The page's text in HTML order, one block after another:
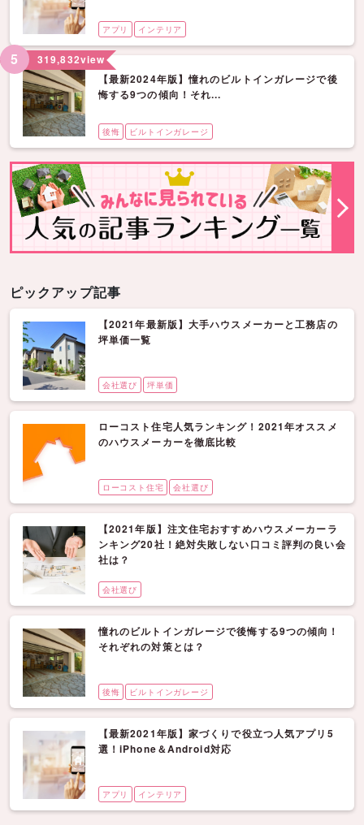
アプリ インテリア
5 319,832view
【最新2024年版】憧れのビルトインガレージで後
悔する9つの傾向！それ...
後悔 ビルトインガレージ
ピックアップ記事
【2021年最新版】大手ハウスメーカーと工務店の
坪単価一覧
会社選び 坪単価
ローコスト住宅人気ランキング！2021年オススメ
のハウスメーカーを徹底比較
ローコスト住宅 会社選び
【2021年版】注文住宅おすすめハウスメーカーラ
ンキング20社！絶対失敗しない口コミ評判の良い会
社は？
会社選び
憧れのビルトインガレージで後悔する9つの傾向！
それぞれの対策とは？
後悔 ビルトインガレージ
【最新2021年版】家づくりで役立つ人気アプリ5
選！iPhone＆Android対応
アプリ インテリア